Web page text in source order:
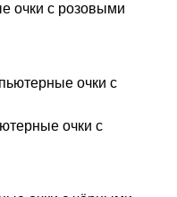
очки с розовыми
очки с